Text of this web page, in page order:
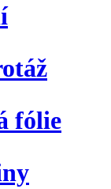
fólie